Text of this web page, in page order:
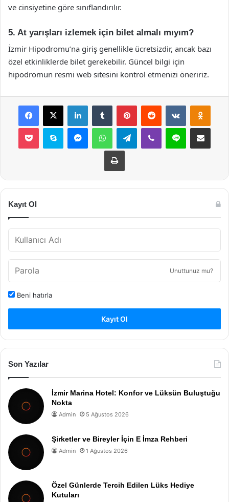
ve cinsiyetine göre sınıflandırılır.
5. At yarışları izlemek için bilet almalı mıyım?
İzmir Hipodromu’na giriş genellikle ücretsizdir, ancak bazı
özel etkinliklerde bilet gerekebilir. Güncel bilgi için
hipodromun resmi web sitesini kontrol etmenizi öneririz.
Facebook
X LinkedInTumblr PinterestReddit VKontakte
Pocket Skype MessengerWhatsAppTelegramViber Line E-Posta ile
Yazdır
Kayıt Ol
Unuttunuz mu?
Beni hatırla
Kayıt Ol
Son Yazılar
İzmir Marina Hotel: Konfor ve Lüksün Buluştuğu
Nokta
Admin 5 Ağustos 2026
Şirketler ve Bireyler İçin E İmza Rehberi
Admin 1 Ağustos 2026
Özel Günlerde Tercih Edilen Lüks Hediye
Kutuları